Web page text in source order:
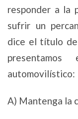
responder a la
sufrir un
dice el título
automovilístico:
A) Mantenga la